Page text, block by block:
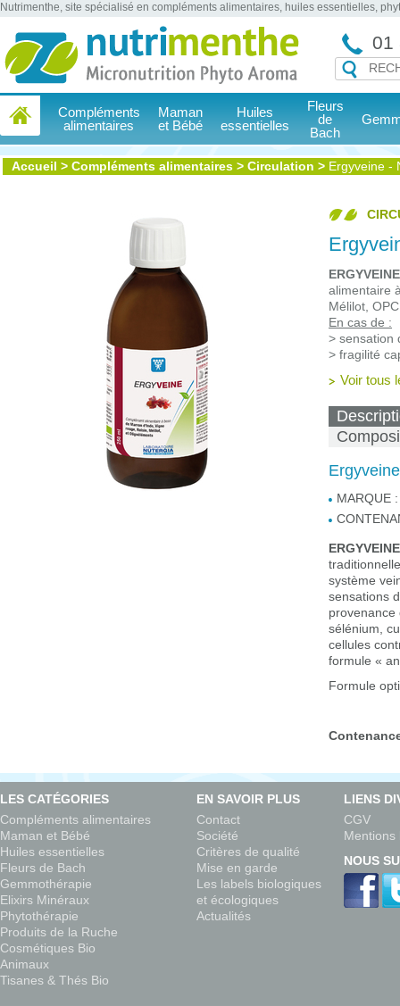
Nutrimenthe, site spécialisé en compléments alimentaires, huiles essentielles,
01
Compléments
alimentaires
Maman
et Bébé
Huiles
essentielles
Fleurs
de
Bach
Accueil > Compléments alimentaires > Circulation > Ergyveine -
ERGYVEINE
alimentaire
Mélilot,
En cas de :
> sensation
> fragilité
Voir tous
MARQUE :
ERGYVEINE
système
sensations
provenance
sélénium,
cellules
formule «
Formule
LES CATÉGORIES
Compléments alimentaires
Maman et Bébé
Huiles essentielles
Fleurs de Bach
Gemmothérapie
Elixirs Minéraux
Phytothérapie
Produits de la Ruche
Cosmétiques Bio
Animaux
Tisanes & Thés Bio
EN SAVOIR PLUS
Contact
Société
Critères de qualité
Mise en garde
Les labels biologiques
et écologiques
Actualités
LIENS
CGV
Mentions
NOUS